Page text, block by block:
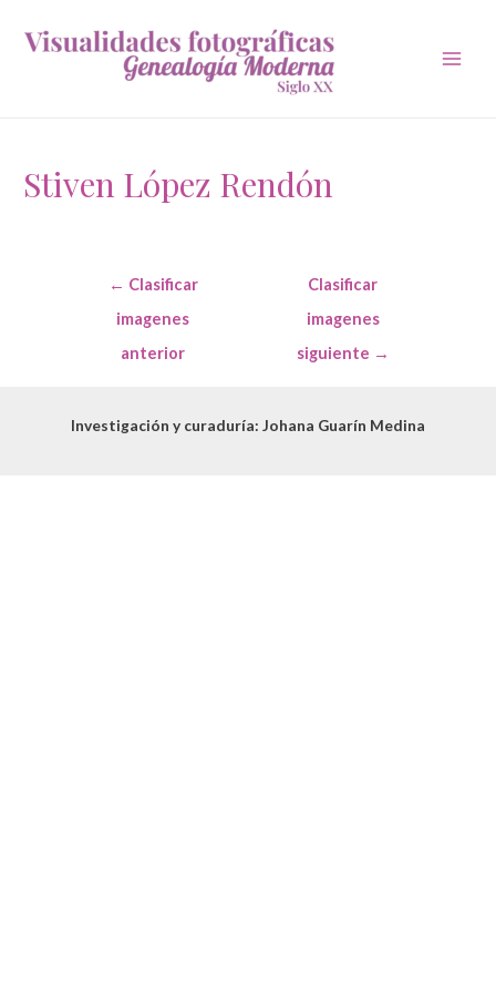
Stiven López Rendón
entradas
← Clasificar
imagenes
anterior
Clasificar
imagenes
siguiente →
Investigación y curaduría: Johana Guarín Medina